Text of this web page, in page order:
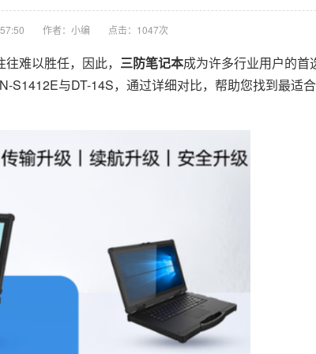
作者：小编 点击： 1047次
难以胜任，因此， 三防笔记本成为许多行业用户的首
与DT-14S，通过详细对比，帮助您找到最适